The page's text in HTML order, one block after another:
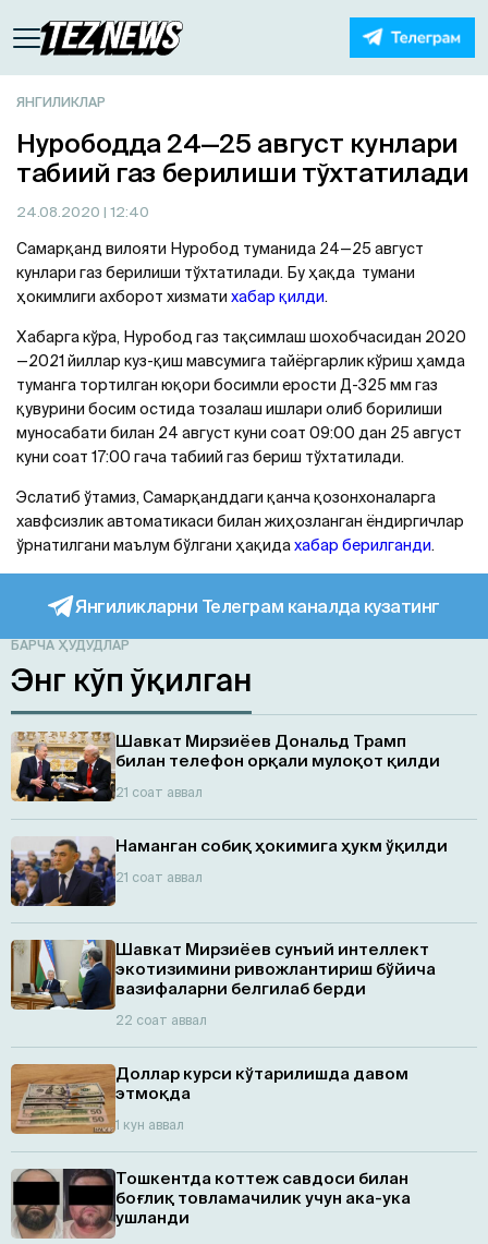
ЯНГИЛИКЛАР
Нурободда 24—25 август кунлари
табиий газ берилиши тўхтатилади
24.08.2020 | 12:40
Самарқанд вилояти Нуробод туманида 24—25 август
кунлари газ берилиши тўхтатилади. Бу ҳақда тумани
ҳокимлиги aхборот хизмати хабар қилди.
Хабарга кўра, Нуробод газ тақсимлаш шохобчасидан 2020
—2021 йиллар куз-қиш мавсумига тайёргарлик кўриш ҳамда
туманга тортилган юқори босимли ерости Д-325 мм газ
қувурини босим остида тозалаш ишлари олиб борилиши
муносабати билан 24 август куни соат 09:00 дан 25 август
куни соат 17:00 гача табиий газ бериш тўхтатилади.
Эслатиб ўтамиз, Самарқанддаги қанча қозонхоналарга
хавфсизлик автоматикаси билан жиҳозланган ёндиргичлар
ўрнатилгани маълум бўлгани ҳақидахабар берилганди.
Янгиликларни Телеграм каналда кузатинг
БАРЧА ҲУДУДЛАР
Энг кўп ўқилган
Шавкат Мирзиёев Дональд Трамп
билан телефон орқали мулоқот қилди
21 соат аввал
Наманган собиқ ҳокимига ҳукм ўқилди
21 соат аввал
Шавкат Мирзиёев сунъий интеллект
экотизимини ривожлантириш бўйича
вазифаларни белгилаб берди
22 соат аввал
Доллар курси кўтарилишда давом
этмоқда
1 кун аввал
Тошкентда коттеж савдоси билан
боғлиқ товламачилик учун ака-ука
ушланди